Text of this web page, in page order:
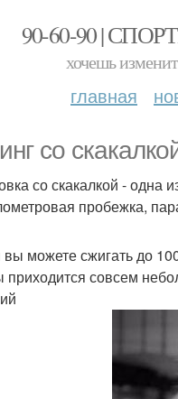
90-60-90 |
хочешь
главная
со
со скакалкой - одна
пробежка,
можете сжигать до
приходится совсем